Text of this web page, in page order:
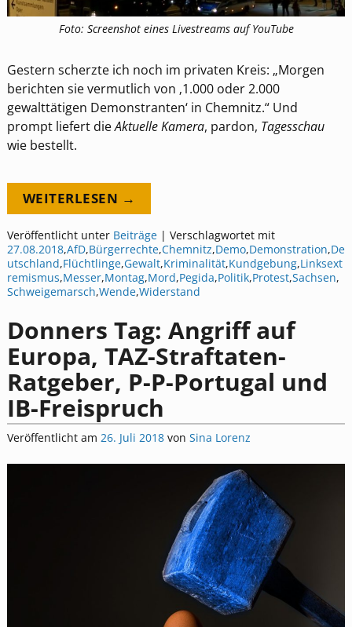
Foto: Screenshot eines Livestreams auf YouTube
Gestern scherzte ich noch im privaten Kreis: „Morgen
berichten sie vermutlich von ‚1.000 oder 2.000
gewalttätigen Demonstranten‘ in Chemnitz.“ Und
prompt liefert dieAktuelle Kamera, pardon, Tagesschau
wie bestellt.
WEITERLESEN →
Veröffentlicht unter Beiträge| Verschlagwortet mit
27.08.2018,AfD,Bürgerrechte,Chemnitz,Demo,Demonstration,De
utschland,Flüchtlinge,Gewalt,Kriminalität,Kundgebung,Linksext
remismus,Messer,Montag,Mord,Pegida,Politik,Protest,Sachsen,
Schweigemarsch,Wende,Widerstand
Donners Tag: Angriff auf
Europa, TAZ-Straftaten-
Ratgeber, P-P-Portugal und
IB-Freispruch
Veröffentlicht am 26. Juli 2018 von Sina Lorenz